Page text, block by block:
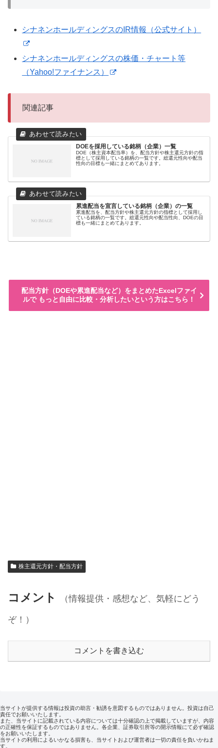
シナネンホールディングスのIR情報（公式サイト）
シナネンホールディングスの株価・チャート等
（Yahoo!ファイナンス）
関連記事
DOEを採用している銘柄（企業）一覧
DOE（株主資本配当率）を、配当方針や株主還元方針の指
標として採用している銘柄の一覧です。総還元性向や配当
性向の目標も一緒にまとめてあります。
累進配当を宣言している銘柄（企業）の一覧
累進配当を、配当方針や株主還元方針の指標として採用し
ている銘柄の一覧です。総還元性向や配当性向、DOEの目
標も一緒にまとめてあります。
配当方針（DOEや累進配当など）をまとめたExcelファイ
ルで もっと自由に比較・分析したいという方はこちら！
株主還元方針・配当方針
コメント
（情報提供・感想など、気軽にどう
ぞ！）
コメントを書き込む
当サイトが提供する情報は投資の助言・勧誘を意図するものではありません。投資は自己
責任でお願いいたします。
また、当サイトに記載されている内容については十分確認の上で掲載していますが、内容
の正確性を保証するものではありません。各企業、証券取引所等の開示情報にて必ず確認
をお願いいたします。
当サイトの利用によるいかなる損害も、当サイトおよび運営者は一切の責任を負いかねま
す。